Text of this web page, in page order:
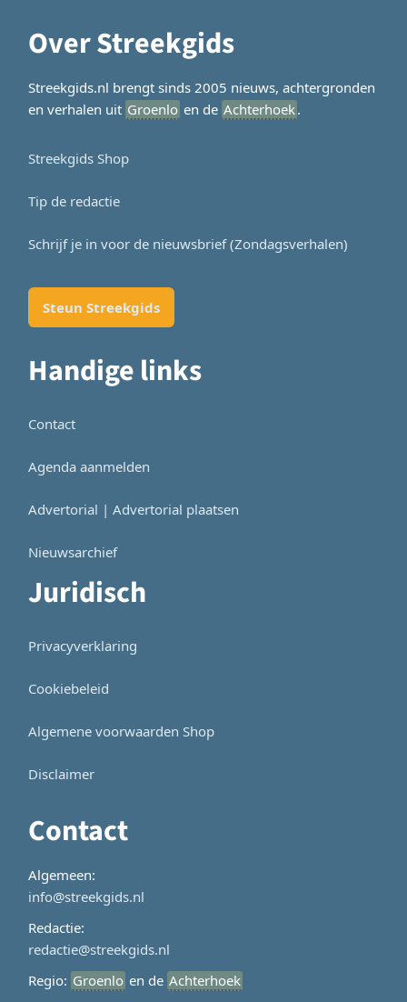
Over Streekgids
Streekgids.nl brengt sinds 2005 nieuws, achtergronden
en verhalen uit Groenlo en de Achterhoek.
Streekgids Shop
Tip de redactie
Schrijf je in voor de nieuwsbrief (Zondagsverhalen)
Steun Streekgids
Handige links
Contact
Agenda aanmelden
Advertorial | Advertorial plaatsen
Nieuwsarchief
Juridisch
Privacyverklaring
Cookiebeleid
Algemene voorwaarden Shop
Disclaimer
Contact
Algemeen:
info@streekgids.nl
Redactie:
redactie@streekgids.nl
Regio: Groenlo en de Achterhoek